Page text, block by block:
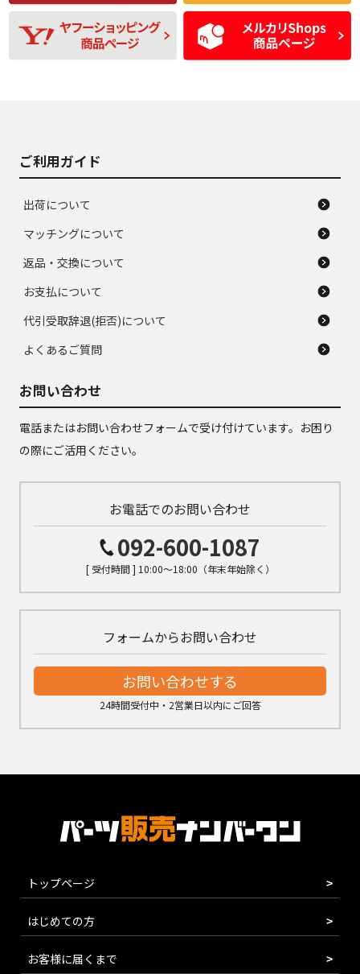
D
使用感や目立つ傷が
あり、一般的な中古
品
D
残り溝も少なく、偏
磨耗がみられ、短期
間使用できるくらい
の中古品
ご利用ガイド
出荷について
マッチングについて
返品・交換について
お支払について
代引受取辞退(拒否)について
よくあるご質問
お問い合わせ
電話またはお問い合わせフォームで受け付けています。お困り
の際にご活用ください。
お電話でのお問い合わせ
092-600-1087
[ 受付時間 ] 10:00～18:00（年末年始除く）
フォームからお問い合わせ
お問い合わせする
24時間受付中・2営業日以内にご回答
トップページ
はじめての方
お客様に届くまで